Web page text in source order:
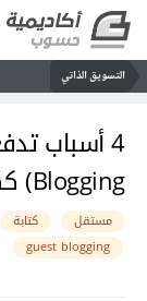
التسويق الذاتي
Blogging) ككاتب مستقل
مستقل كتابة
guest blogging